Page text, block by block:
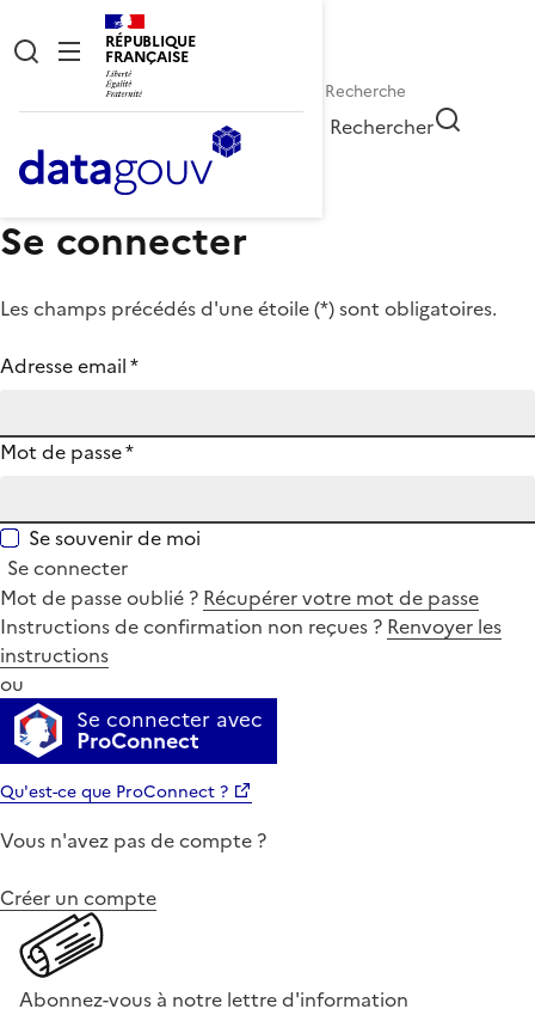
RÉPUBLIQUE
FRANÇAISE
Rechercher
Se connecter
Les champs précédés d'une étoile (*) sont obligatoires.
Adresse email*
Mot de passe*
Se souvenir de moi
Se connecter
Mot de passe oublié ? Récupérer votre mot de passe
Instructions de confirmation non reçues ? Renvoyer les
instructions
ou
Se connecter avec
ProConnect
Qu'est-ce que ProConnect ?
Vous n'avez pas de compte ?
Créer un compte
Abonnez-vous à notre lettre d'information